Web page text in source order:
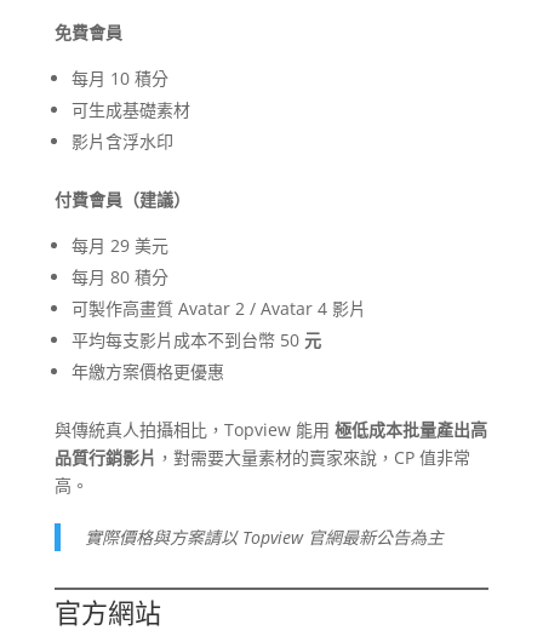
免費會員
每月 10 積分
可生成基礎素材
影片含浮水印
付費會員（建議）
每月 29 美元
每月 80 積分
可製作高畫質 Avatar 2 / Avatar 4 影片
平均每支影片成本不到台幣 50元
年繳方案價格更優惠
與傳統真人拍攝相比，Topview 能用 極低成本批量產出高
品質行銷影片 ，對需要大量素材的賣家來說，CP 值非常
高。
實際價格與方案請以 Topview 官網最新公告為主
官方網站